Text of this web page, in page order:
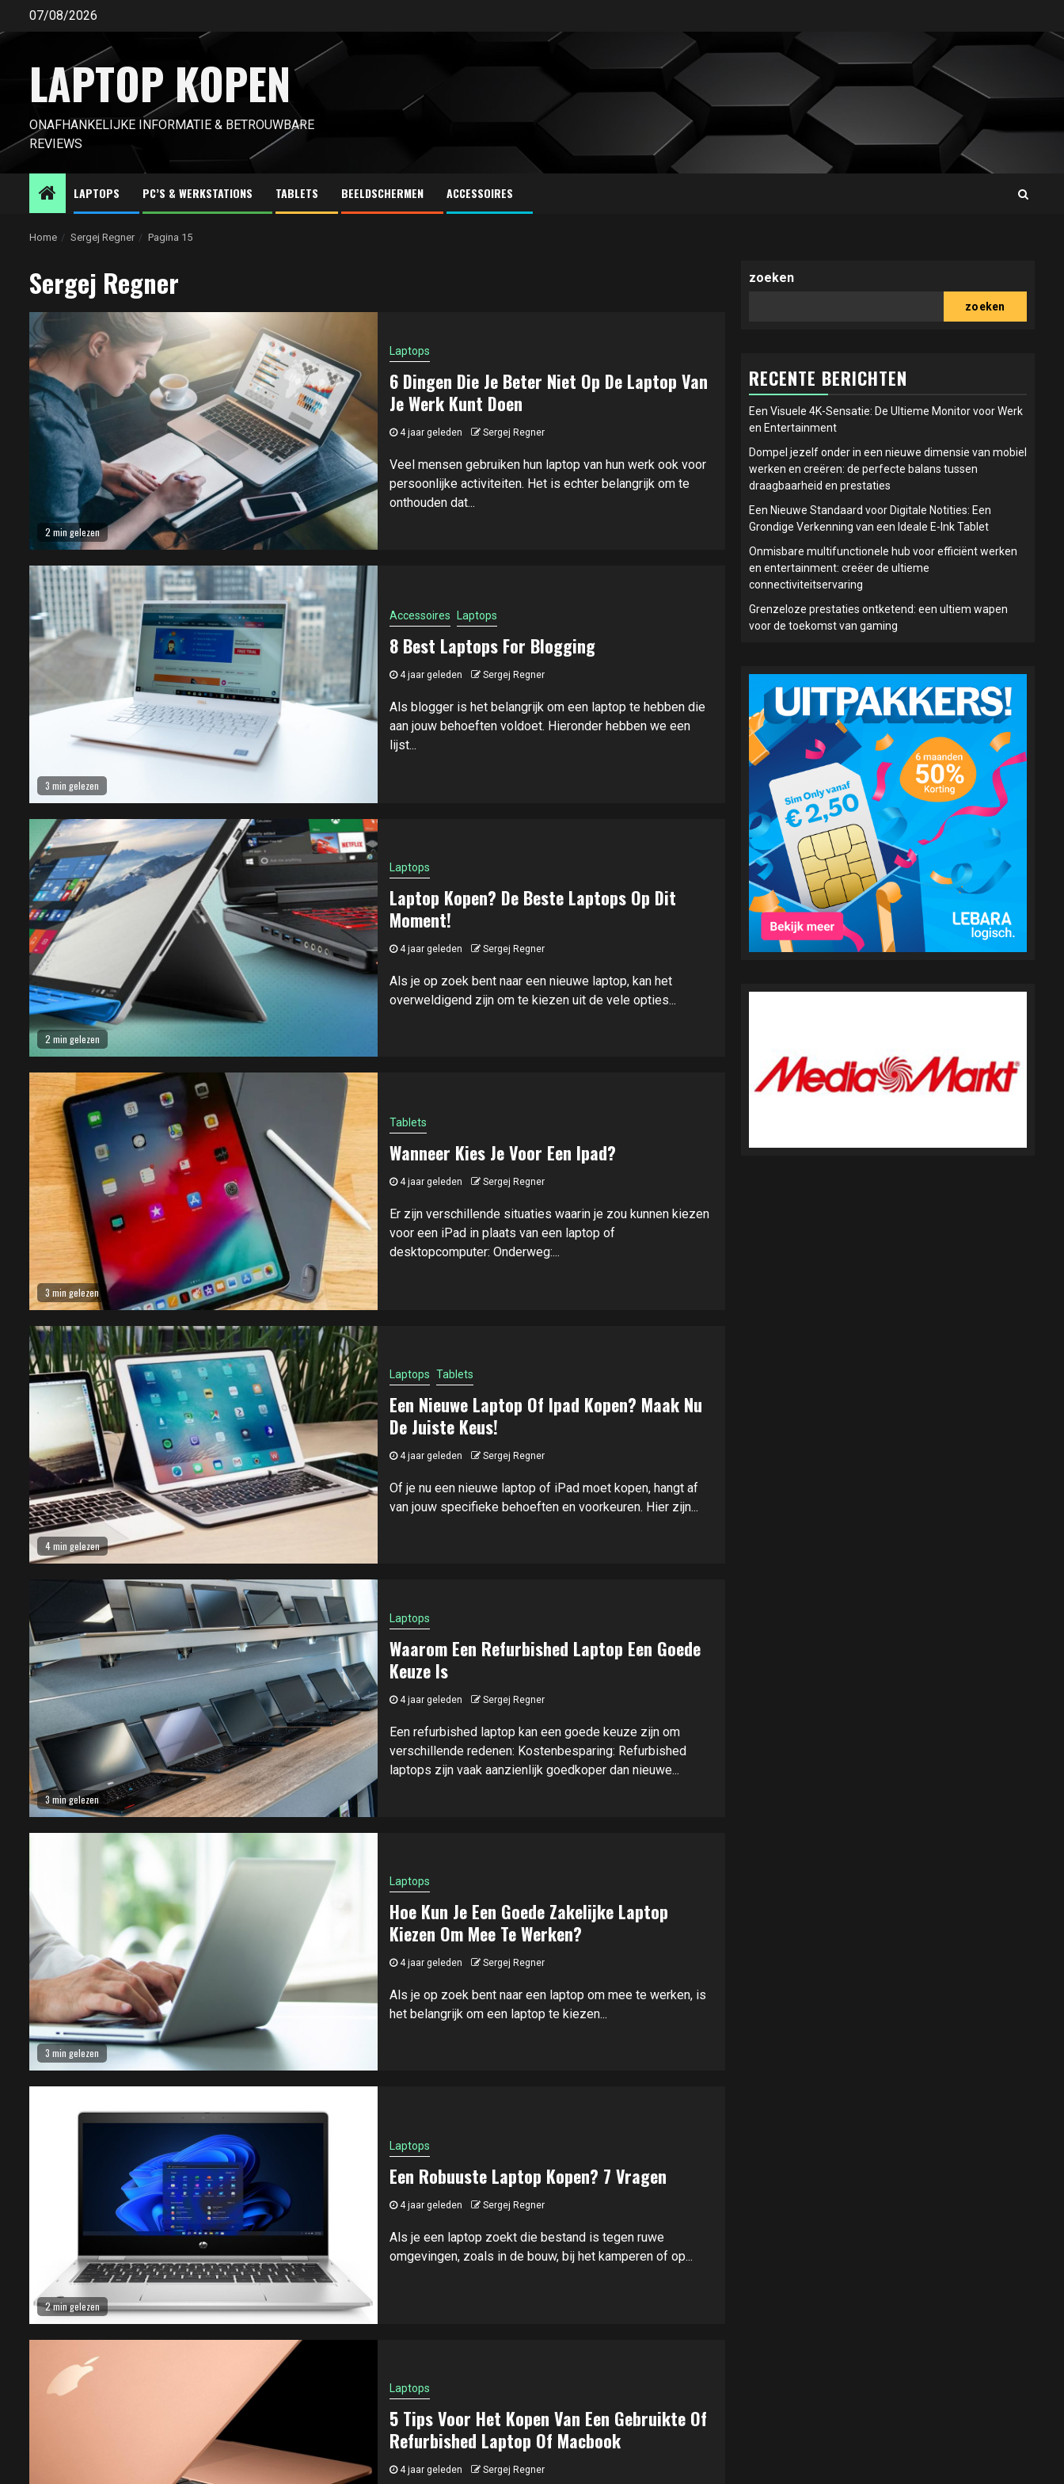
inhoud
07/08/2026
LAPTOP KOPEN
ONAFHANKELIJKE INFORMATIE & BETROUWBARE
REVIEWS
LAPTOPS PC’S & WERKSTATIONS TABLETS BEELDSCHERMEN ACCESSOIRES
Home Sergej Regner Pagina 15
Sergej Regner
2 min gelezen
Laptops
6 Dingen Die Je Beter Niet Op De Laptop Van
Je Werk Kunt Doen
4 jaar geleden Sergej Regner
Veel mensen gebruiken hun laptop van hun werk ook voor
persoonlijke activiteiten. Het is echter belangrijk om te
onthouden dat...
3 min gelezen
Accessoires Laptops
8 Best Laptops For Blogging
4 jaar geleden Sergej Regner
Als blogger is het belangrijk om een laptop te hebben die
aan jouw behoeften voldoet. Hieronder hebben we een
lijst...
2 min gelezen
Laptops
Laptop Kopen? De Beste Laptops Op Dit
Moment!
4 jaar geleden Sergej Regner
Als je op zoek bent naar een nieuwe laptop, kan het
overweldigend zijn om te kiezen uit de vele opties...
3 min gelezen
Tablets
Wanneer Kies Je Voor Een Ipad?
4 jaar geleden Sergej Regner
Er zijn verschillende situaties waarin je zou kunnen kiezen
voor een iPad in plaats van een laptop of
desktopcomputer: Onderweg:...
4 min gelezen
Laptops Tablets
Een Nieuwe Laptop Of Ipad Kopen? Maak Nu
De Juiste Keus!
4 jaar geleden Sergej Regner
Of je nu een nieuwe laptop of iPad moet kopen, hangt af
van jouw specifieke behoeften en voorkeuren. Hier zijn...
3 min gelezen
Laptops
Waarom Een Refurbished Laptop Een Goede
Keuze Is
4 jaar geleden Sergej Regner
Een refurbished laptop kan een goede keuze zijn om
verschillende redenen: Kostenbesparing: Refurbished
laptops zijn vaak aanzienlijk goedkoper dan nieuwe...
3 min gelezen
Laptops
Hoe Kun Je Een Goede Zakelijke Laptop
Kiezen Om Mee Te Werken?
4 jaar geleden Sergej Regner
Als je op zoek bent naar een laptop om mee te werken, is
het belangrijk om een laptop te kiezen...
2 min gelezen
Laptops
Een Robuuste Laptop Kopen? 7 Vragen
4 jaar geleden Sergej Regner
Als je een laptop zoekt die bestand is tegen ruwe
omgevingen, zoals in de bouw, bij het kamperen of op...
Laptops
5 Tips Voor Het Kopen Van Een Gebruikte Of
Refurbished Laptop Of Macbook
4 jaar geleden Sergej Regner
zoeken
zoeken
RECENTE BERICHTEN
Een Visuele 4K-Sensatie: De Ultieme Monitor voor Werk
en Entertainment
Dompel jezelf onder in een nieuwe dimensie van mobiel
werken en creëren: de perfecte balans tussen
draagbaarheid en prestaties
Een Nieuwe Standaard voor Digitale Notities: Een
Grondige Verkenning van een Ideale E-Ink Tablet
Onmisbare multifunctionele hub voor efficiënt werken
en entertainment: creëer de ultieme
connectiviteitservaring
Grenzeloze prestaties ontketend: een ultiem wapen
voor de toekomst van gaming